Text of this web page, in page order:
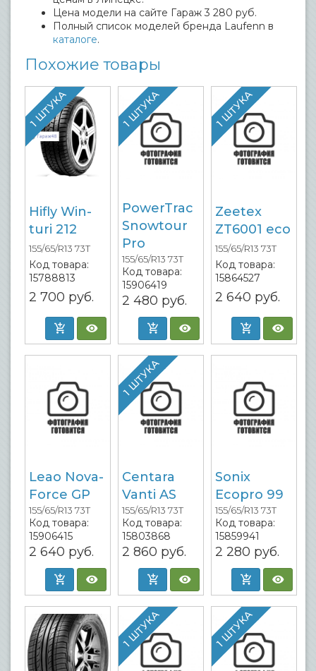
Цена модели на сайте Гараж 3 280 руб.
Полный список моделей бренда Laufenn в
каталоге.
Похожие товары
1 ШТУКА
Hifly Win-
turi 212
155/65/R13 73T
Код товара:
15788813
2 700 руб.
1 ШТУКА
PowerTrac
Snowtour
Pro
155/65/R13 73T
Код товара:
15906419
2 480 руб.
1 ШТУКА
Zeetex
ZT6001 eco
155/65/R13 73T
Код товара:
15864527
2 640 руб.
Leao Nova-
Force GP
155/65/R13 73T
Код товара:
15906415
2 640 руб.
1 ШТУКА
Centara
Vanti AS
155/65/R13 73T
Код товара:
15803868
2 860 руб.
Sonix
Ecopro 99
155/65/R13 73T
Код товара:
15859941
2 280 руб.
1 ШТУКА 1 ШТУКА